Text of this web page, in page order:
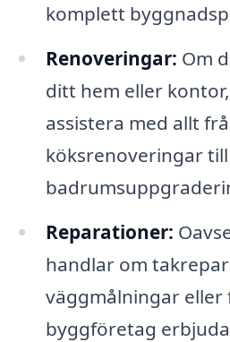
komplett
Renoveringar: Om
ditt hem eller
assistera med allt
köksrenoveringar till
Reparationer:
handlar om
väggmålningar
byggföretag